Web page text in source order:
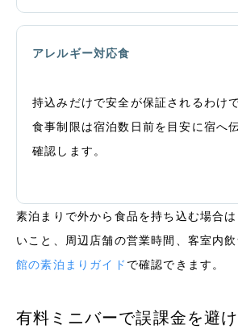
アレルギー対応食
持込みだけで安全が保証されるわけ
食事制限は宿泊数日前を目安に宿へ
確認します。
素泊まりで外から食品を持ち込む場合
いこと、周辺店舗の営業時間、客室内
館の素泊まりガイド で確認できます。
有料ミニバーで誤課金を避